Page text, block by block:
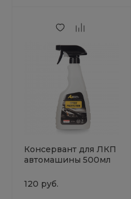
Консервант для ЛКП
автомашины 500мл
120 руб.